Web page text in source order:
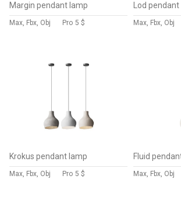
Margin pendant lamp
Max, Fbx, Obj Pro 5 $
Lod
Max, Fbx, Obj
Krokus pendant lamp
Max, Fbx, Obj Pro 5 $
Fluid
Max, Fbx, Obj